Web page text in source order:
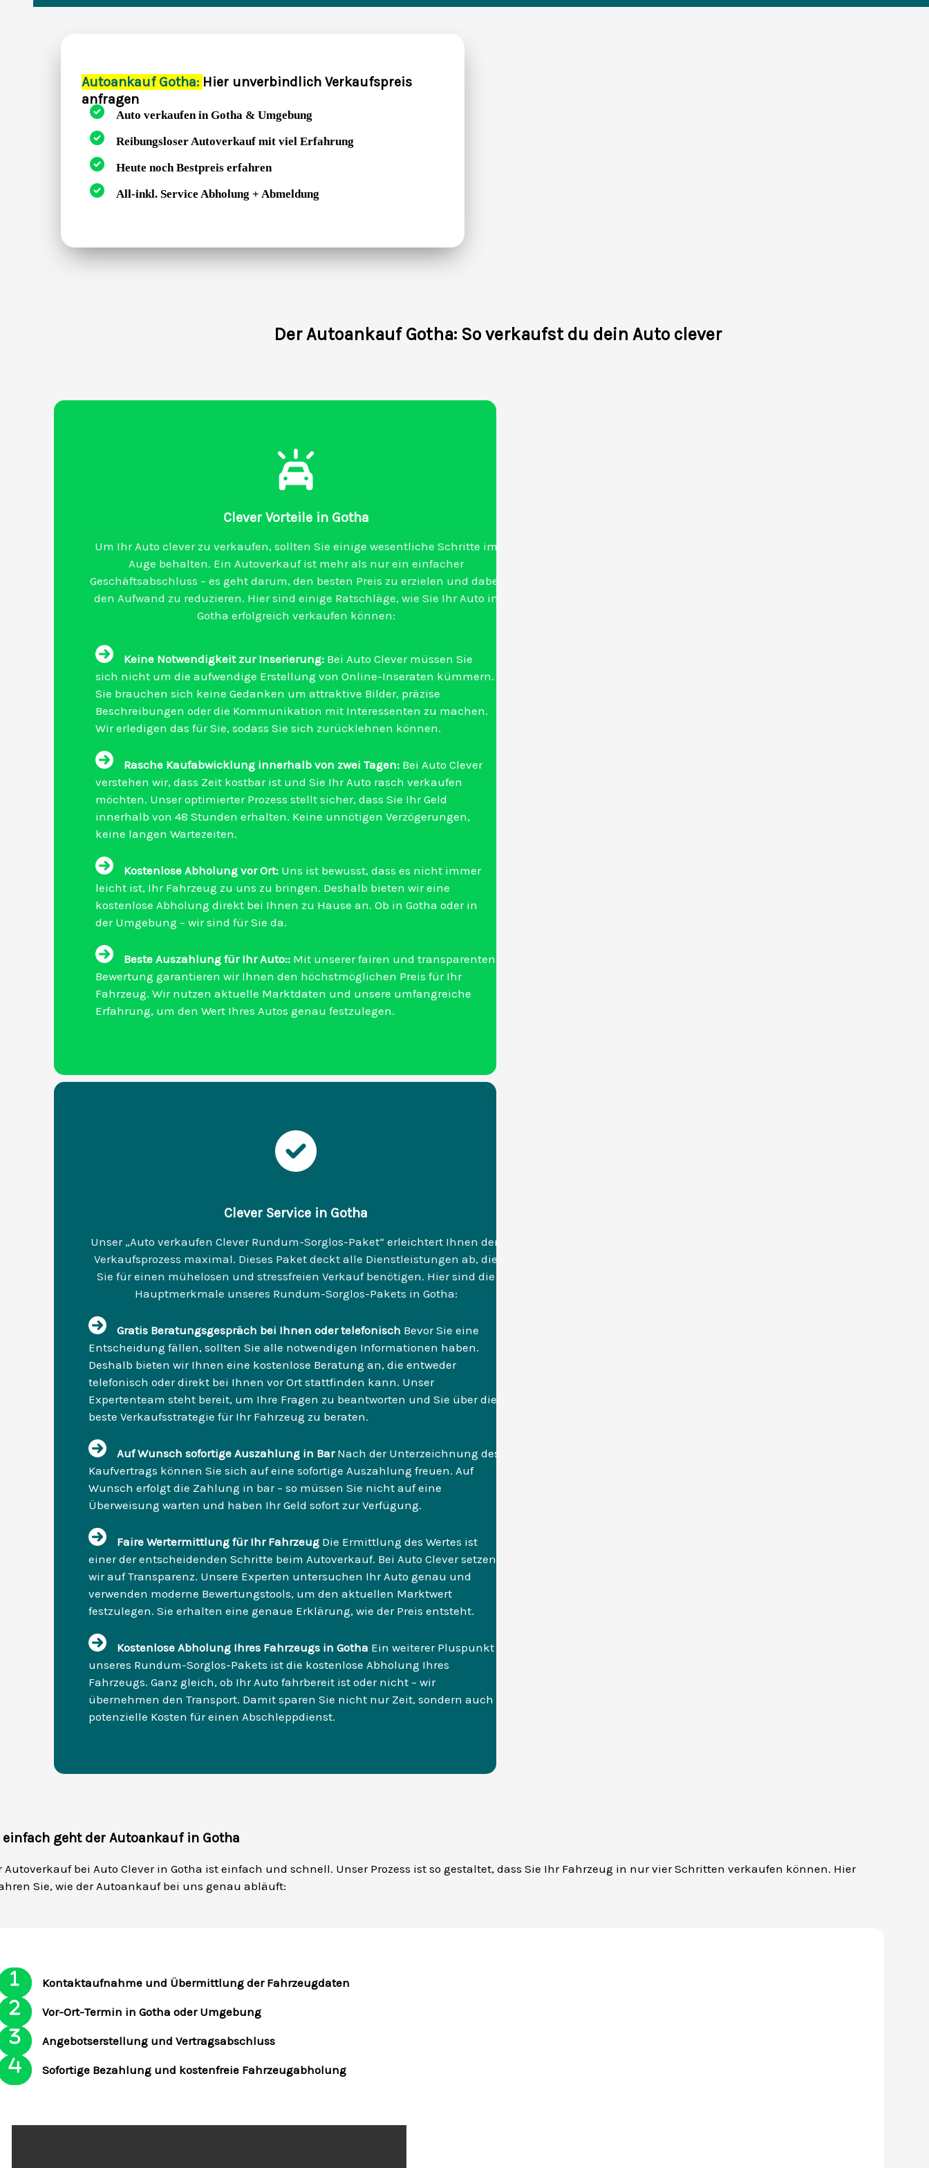
Autoankauf Gotha: Hier unverbindlich Verkaufspreis
anfragen
Auto verkaufen in Gotha & Umgebung
Reibungsloser Autoverkauf mit viel Erfahrung
Heute noch Bestpreis erfahren
All-inkl. Service Abholung + Abmeldung
Der Autoankauf Gotha: So verkaufst du dein Auto clever
Clever Vorteile in Gotha
Um Ihr Auto clever zu verkaufen, sollten Sie einige wesentliche Schritte im
Auge behalten. Ein Autoverkauf ist mehr als nur ein einfacher
Geschäftsabschluss – es geht darum, den besten Preis zu erzielen und dabei
den Aufwand zu reduzieren. Hier sind einige Ratschläge, wie Sie Ihr Auto in
Gotha erfolgreich verkaufen können:
Keine Notwendigkeit zur Inserierung: Bei Auto Clever müssen Sie
sich nicht um die aufwendige Erstellung von Online-Inseraten kümmern.
Sie brauchen sich keine Gedanken um attraktive Bilder, präzise
Beschreibungen oder die Kommunikation mit Interessenten zu machen.
Wir erledigen das für Sie, sodass Sie sich zurücklehnen können.
Rasche Kaufabwicklung innerhalb von zwei Tagen: Bei Auto Clever
verstehen wir, dass Zeit kostbar ist und Sie Ihr Auto rasch verkaufen
möchten. Unser optimierter Prozess stellt sicher, dass Sie Ihr Geld
innerhalb von 48 Stunden erhalten. Keine unnötigen Verzögerungen,
keine langen Wartezeiten.
Kostenlose Abholung vor Ort: Uns ist bewusst, dass es nicht immer
leicht ist, Ihr Fahrzeug zu uns zu bringen. Deshalb bieten wir eine
kostenlose Abholung direkt bei Ihnen zu Hause an. Ob in Gotha oder in
der Umgebung – wir sind für Sie da.
Beste Auszahlung für Ihr Auto:: Mit unserer fairen und transparenten
Bewertung garantieren wir Ihnen den höchstmöglichen Preis für Ihr
Fahrzeug. Wir nutzen aktuelle Marktdaten und unsere umfangreiche
Erfahrung, um den Wert Ihres Autos genau festzulegen.
Clever Service in Gotha
Unser „Auto verkaufen Clever Rundum-Sorglos-Paket“ erleichtert Ihnen den
Verkaufsprozess maximal. Dieses Paket deckt alle Dienstleistungen ab, die
Sie für einen mühelosen und stressfreien Verkauf benötigen. Hier sind die
Hauptmerkmale unseres Rundum-Sorglos-Pakets in Gotha:
Gratis Beratungsgespräch bei Ihnen oder telefonisch Bevor Sie eine
Entscheidung fällen, sollten Sie alle notwendigen Informationen haben.
Deshalb bieten wir Ihnen eine kostenlose Beratung an, die entweder
telefonisch oder direkt bei Ihnen vor Ort stattfinden kann. Unser
Expertenteam steht bereit, um Ihre Fragen zu beantworten und Sie über die
beste Verkaufsstrategie für Ihr Fahrzeug zu beraten.
Auf Wunsch sofortige Auszahlung in Bar Nach der Unterzeichnung des
Kaufvertrags können Sie sich auf eine sofortige Auszahlung freuen. Auf
Wunsch erfolgt die Zahlung in bar – so müssen Sie nicht auf eine
Überweisung warten und haben Ihr Geld sofort zur Verfügung.
Faire Wertermittlung für Ihr Fahrzeug Die Ermittlung des Wertes ist
einer der entscheidenden Schritte beim Autoverkauf. Bei Auto Clever setzen
wir auf Transparenz. Unsere Experten untersuchen Ihr Auto genau und
verwenden moderne Bewertungstools, um den aktuellen Marktwert
festzulegen. Sie erhalten eine genaue Erklärung, wie der Preis entsteht.
Kostenlose Abholung Ihres Fahrzeugs in Gotha Ein weiterer Pluspunkt
unseres Rundum-Sorglos-Pakets ist die kostenlose Abholung Ihres
Fahrzeugs. Ganz gleich, ob Ihr Auto fahrbereit ist oder nicht – wir
übernehmen den Transport. Damit sparen Sie nicht nur Zeit, sondern auch
potenzielle Kosten für einen Abschleppdienst.
einfach geht der Autoankauf in Gotha
Autoverkauf bei Auto Clever in Gotha ist einfach und schnell. Unser Prozess ist so gestaltet, dass Sie Ihr Fahrzeug in nur vier Schritten verkaufen können. Hier
Sie, wie der Autoankauf bei uns genau abläuft:
Kontaktaufnahme und Übermittlung der Fahrzeugdaten
Vor-Ort-Termin in Gotha oder Umgebung
Angebotserstellung und Vertragsabschluss
Sofortige Bezahlung und kostenfreie Fahrzeugabholung